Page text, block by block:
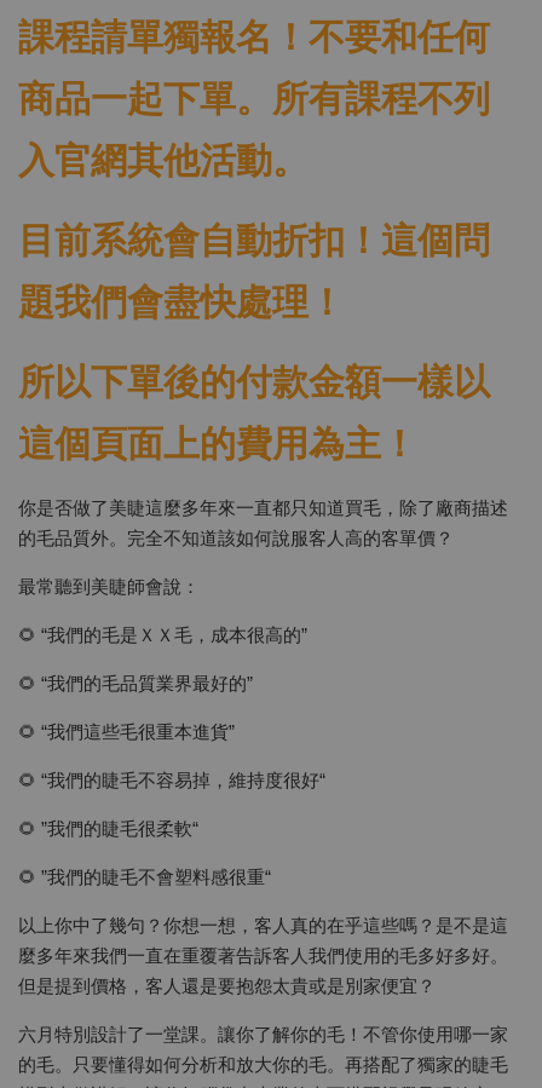
課程請單獨報名！不要和任何
商品一起下單。所有課程不列
入官網其他活動。
目前系統會自動折扣！這個問
題我們會盡快處理！
所以下單後的付款金額一樣以
這個頁面上的費用為主！
你是否做了美睫這麼多年來一直都只知道買毛，除了廠商描述
的毛品質外。完全不知道該如何說服客人高的客單價？
最常聽到美睫師會說：
🌻 “我們的毛是ＸＸ毛，成本很高的”
🌻 “我們的毛品質業界最好的”
🌻 “我們這些毛很重本進貨”
🌻 “我們的睫毛不容易掉，維持度很好“
🌻 ”我們的睫毛很柔軟“
🌻 ”我們的睫毛不會塑料感很重“
以上你中了幾句？你想一想，客人真的在乎這些嗎？是不是這
麼多年來我們一直在重覆著告訴客人我們使用的毛多好多好。
但是提到價格，客人還是要抱怨太貴或是別家便宜？
六月特別設計了一堂課。讓你了解你的毛！不管你使用哪一家
的毛。只要懂得如何分析和放大你的毛。再搭配了獨家的睫毛